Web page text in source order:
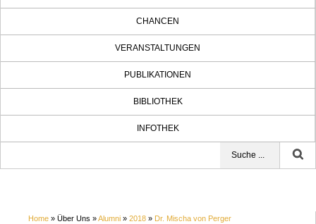
CHANCEN
VERANSTALTUNGEN
PUBLIKATIONEN
BIBLIOTHEK
INFOTHEK
Home » Über Uns »Alumni » 2018 » Dr. Mischa von Perger